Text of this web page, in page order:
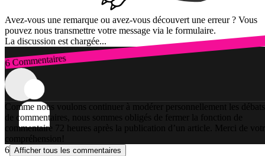
Avez-vous une remarque ou avez-vous découvert une erreur ? Vous
pouvez nous transmettre votre message via le formulaire.
La discussion est chargée...
6 Commentaires
Connexion
Comme nous voulons continuer à modérer personnellement les débats
de commentaires, nous sommes obligés de fermer la fonction de
commentaire 72 heures après la publication d’un article. Merci de
compréhension!
6 Afficher tous les commentaires